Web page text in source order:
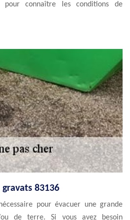
pour connaître les conditions de
83136
pour évacuer une grande
de terre. Si vous avez besoin